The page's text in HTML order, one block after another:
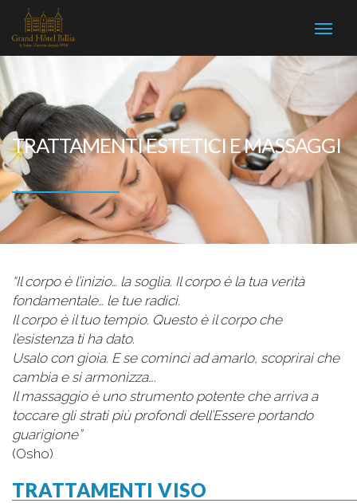
TRATTAMENTI ESTETICI E MASSAGGI
“Il corpo è l’inizio… la soglia. Il corpo è la tua verità
fondamentale… le tue radici.
Il corpo è il tuo tempio. Questo è il corpo che
l’esistenza ti ha dato.
Usalo con gioia. E se cominci ad amarlo, scoprirai che
cambia e si armonizza….
Il massaggio è uno strumento potente che arriva a
toccare gli strati più profondi dell’Essere portando
guarigione”
(Osho)
TRATTAMENTI VISO